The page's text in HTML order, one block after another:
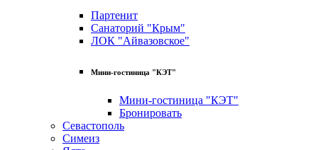
Партенит
Санаторий "Крым"
ЛОК "Айвазовское"
Мини-гостиница "КЭТ"
Мини-гостиница "КЭТ"
Бронировать
Севастополь
Симеиз